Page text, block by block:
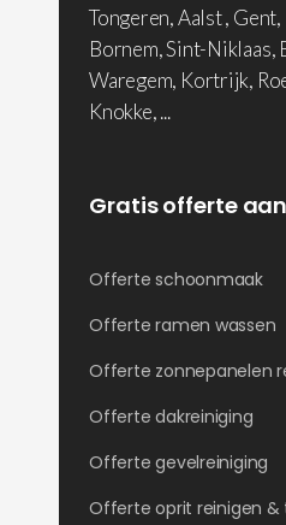
Tongeren, Aalst ,
Bornem, Sint-Niklaas,
Waregem, Kortrijk,
Knokke, ...
Gratis offerte
Offerte schoonmaak
Offerte ramen wassen
Offerte zonnepanelen
Offerte dakreiniging
Offerte gevelreiniging
Offerte oprit reinigen &